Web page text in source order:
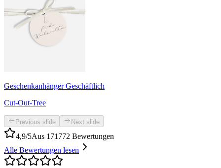
Geschenkanhänger Geschäftlich
Cut-Out-Tree
Previous slide Next slide
4,9/5Aus 171772 Bewertungen
Alle Bewertungen lesen